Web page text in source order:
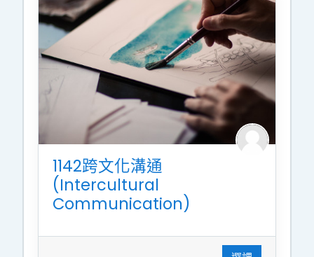
1142跨文化溝通
(Intercultural
Communication)